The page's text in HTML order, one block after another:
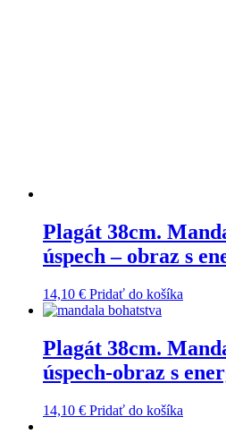
Plagát 38cm.
úspech – obraz s
14,10 € Pridať do košíka
Plagát 38cm.
úspech-obraz s
14,10 € Pridať do košíka